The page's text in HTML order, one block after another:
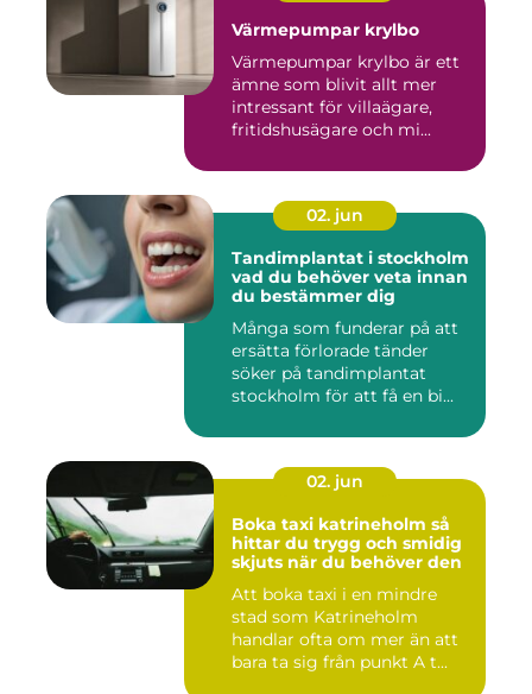
Värmepumpar krylbo
Värmepumpar krylbo är ett
ämne som blivit allt mer
intressant för villaägare,
fritidshusägare och mi...
02. jun
Tandimplantat i stockholm
vad du behöver veta innan
du bestämmer dig
Många som funderar på att
ersätta förlorade tänder
söker på tandimplantat
stockholm för att få en bi...
02. jun
Boka taxi katrineholm så
hittar du trygg och smidig
skjuts när du behöver den
Att boka taxi i en mindre
stad som Katrineholm
handlar ofta om mer än att
bara ta sig från punkt A t...